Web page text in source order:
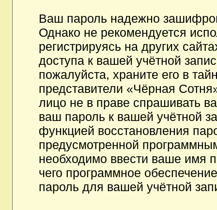
Ваш пароль надежно
Однако не рекомендуется
регистрируясь на других
доступа к вашей учётной
пожалуйста, храните его в
представители «Чёрная
лицо не в праве спрашивать
ваш пароль к вашей учётной
функцией восстановления
предусмотренной
необходимо ввести ваше имя
чего программное
пароль для вашей учётной